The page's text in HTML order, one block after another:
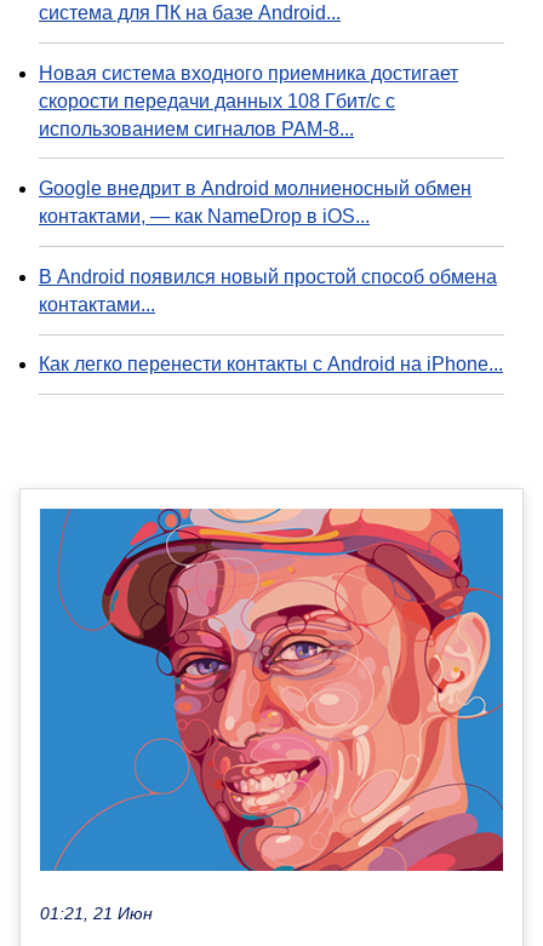
система для ПК на базе Android...
Новая система входного приемника достигает
скорости передачи данных 108 Гбит/с с
использованием сигналов PAM-8...
Google внедрит в Android молниеносный обмен
контактами, — как NameDrop в iOS...
В Android появился новый простой способ обмена
контактами...
Как легко перенести контакты с Android на iPhone...
01:21, 21 Июн